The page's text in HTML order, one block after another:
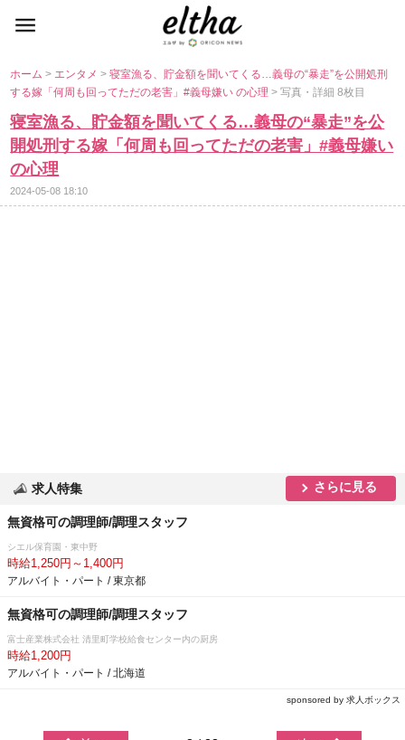
ホーム> エンタメ>寝室漁る、貯金額を聞いてくる…義母の“暴走”を公開処刑
する嫁「何周も回ってただの老害」#義母嫌い の心理> 写真・詳細 8枚目
寝室漁る、貯金額を聞いてくる…義母の“暴走”を公
開処刑する嫁「何周も回ってただの老害」#義母嫌い
の心理
2024-05-08 18:10
求人特集 さらに見る
無資格可の調理師/調理スタッフ
シエル保育園・東中野
時給1,250円～1,400円
アルバイト・パート / 東京都
無資格可の調理師/調理スタッフ
富士産業株式会社 清里町学校給食センター内の厨房
時給1,200円
アルバイト・パート / 北海道
sponsored by 求人ボックス